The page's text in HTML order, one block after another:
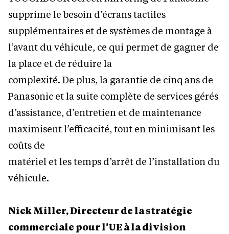
supprime le besoin d’écrans tactiles
supplémentaires et de systèmes de montage à
l’avant du véhicule, ce qui permet de gagner de
la place et de réduire la
complexité. De plus, la garantie de cinq ans de
Panasonic et la suite complète de services gérés
d’assistance, d’entretien et de maintenance
maximisent l’efficacité, tout en minimisant les
coûts de
matériel et les temps d’arrêt de l’installation du
véhicule.
Nick Miller, Directeur de la stratégie
commerciale pour l’UE à la division